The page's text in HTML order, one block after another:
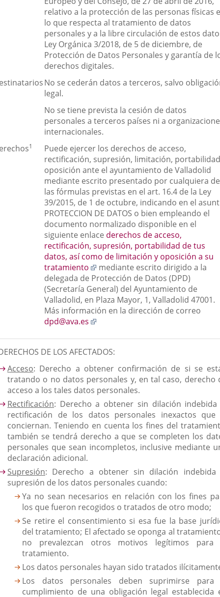
relativo a la protección de las personas físicas
lo que respecta al tratamiento de datos
personales y a la libre circulación de estos
Ley Orgánica 3/2018, de 5 de diciembre, de
Protección de Datos Personales y garantía de
derechos digitales.
No se cederán datos a terceros, salvo
legal.
No se tiene prevista la cesión de datos
personales a terceros países ni a
internacionales.
1
Puede ejercer los derechos de acceso,
rectificación, supresión, limitación,
oposición ante el ayuntamiento de Valladolid
mediante escrito presentado por cualquiera de
las fórmulas previstas en el art. 16.4 de la Ley
39/2015, de 1 de octubre, indicando en el
PROTECCION DE DATOS o bien empleando el
documento normalizado disponible en el
siguiente enlace derechos de acceso,
rectificación, supresión, portabilidad de tus
datos, así como de limitación y oposición a su
tratamiento
Enlace
a
una
aplicación
externa.
mediante escrito dirigido a la
delegada de Protección de Datos (DPD)
(Secretaría General) del Ayuntamiento de
Valladolid, en Plaza Mayor, 1, Valladolid 47001.
Más información en la dirección de correo
dpd@ava.es
una
aplicación
DE LOS AFECTADOS:
Acceso: Derecho a obtener confirmación de si se
tratando o no datos personales y, en tal caso, derecho
acceso a los tales datos personales.
Rectificación: Derecho a obtener sin dilación indebida
rectificación de los datos personales inexactos que
conciernan. Teniendo en cuenta los fines del
también se tendrá derecho a que se completen los
personales que sean incompletos, inclusive mediante
declaración adicional.
Supresión: Derecho a obtener sin dilación indebida
supresión de los datos personales cuando:
Ya no sean necesarios en relación con los fines
los que fueron recogidos o tratados de otro modo;
Se retire el consentimiento si esa fue la base
del tratamiento; El afectado se oponga al
no prevalezcan otros motivos legítimos para
tratamiento.
Los datos personales hayan sido tratados
Los datos personales deben suprimirse para
cumplimiento de una obligación legal establecida